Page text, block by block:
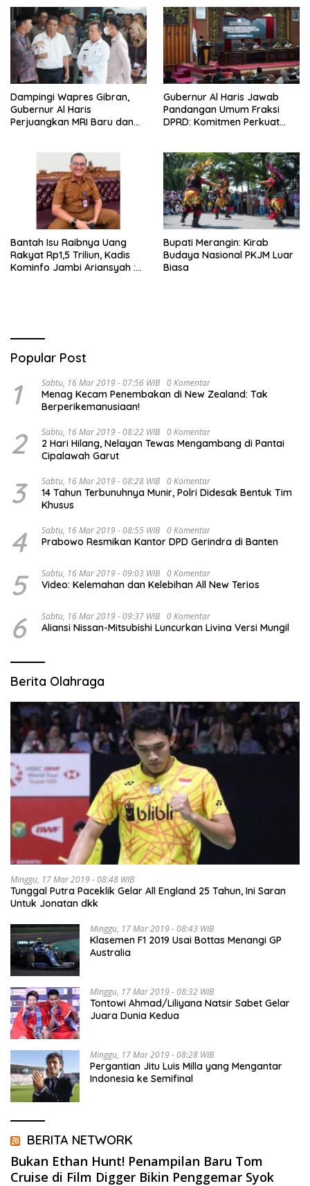
Integritas
Dampingi Wapres Gibran,
Gubernur Al Haris
Perjuangkan MRI Baru dan
Gubernur Al Haris Jawab
Pandangan Umum Fraksi
DPRD: Komitmen Perkuat
Bantah Isu Raibnya Uang
Rakyat Rp1,5 Triliun, Kadis
Kominfo Jambi Ariansyah :
Bupati Merangin: Kirab
Budaya Nasional PKJM Luar
Biasa
Popular Post
1 Sabtu, 16 Mar 2019 - 07:56 WIB 0 Komentar
Menag Kecam Penembakan di New Zealand: Tak
Berperikemanusiaan!
2 Sabtu, 16 Mar 2019 - 08:22 WIB 0 Komentar
2 Hari Hilang, Nelayan Tewas Mengambang di Pantai
Cipalawah Garut
3 Sabtu, 16 Mar 2019 - 08:28 WIB 0 Komentar
14 Tahun Terbunuhnya Munir, Polri Didesak Bentuk Tim
Khusus
4 Sabtu, 16 Mar 2019 - 08:55 WIB 0 Komentar
Prabowo Resmikan Kantor DPD Gerindra di Banten
5 Sabtu, 16 Mar 2019 - 09:03 WIB 0 Komentar
Video: Kelemahan dan Kelebihan All New Terios
6 Sabtu, 16 Mar 2019 - 09:37 WIB 0 Komentar
Aliansi Nissan-Mitsubishi Luncurkan Livina Versi Mungil
Berita Olahraga
Minggu, 17 Mar 2019 - 08:48 WIB
Tunggal Putra Paceklik Gelar All England 25 Tahun, Ini Saran
Untuk Jonatan dkk
Minggu, 17 Mar 2019 - 08:43 WIB
Klasemen F1 2019 Usai Bottas Menangi GP
Australia
Minggu, 17 Mar 2019 - 08:32 WIB
Tontowi Ahmad/Liliyana Natsir Sabet Gelar
Juara Dunia Kedua
Minggu, 17 Mar 2019 - 08:28 WIB
Pergantian Jitu Luis Milla yang Mengantar
Indonesia ke Semifinal
BERITA NETWORK
Bukan Ethan Hunt! Penampilan Baru Tom
Cruise di Film Digger Bikin Penggemar Syok